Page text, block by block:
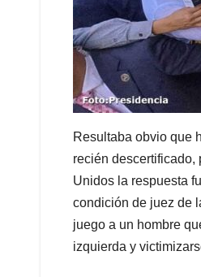
Resultaba obvio que
recién descertificado,
Unidos la respuesta
condición de juez de
juego a un hombre
izquierda y